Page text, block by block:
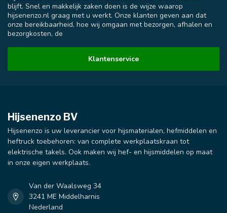
blijft. Snel en makkelijk zaken doen is de wijze waarop
hijsenenzo.nl graag met u werkt. Onze klanten geven aan dat
onze bereikbaarheid, hoe wij omgaan met bezorgen, afhalen en
bezorgkosten, de
Klantenservice
Hijsenenzo BV
Hijsenenzo is uw leverancier voor hijsmaterialen, hefmiddelen en
heftruck toebehoren: van complete werkplaatskraan tot
elektrische takels. Ook maken wij hef- en hijsmiddelen op maat
in onze eigen werkplaats.
Van der Waalsweg 34
3241 ME Middelharnis
Nederland